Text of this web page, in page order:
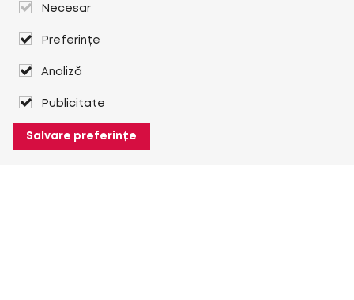
Necesar
Preferințe
Analiză
Publicitate
Salvare preferințe